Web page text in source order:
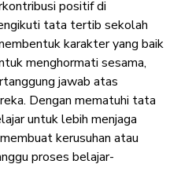
positif di
tata tertib sekolah
karakter yang baik
menghormati sesama,
jawab atas
Dengan mematuhi tata
untuk lebih menjaga
kerusuhan atau
proses belajar-